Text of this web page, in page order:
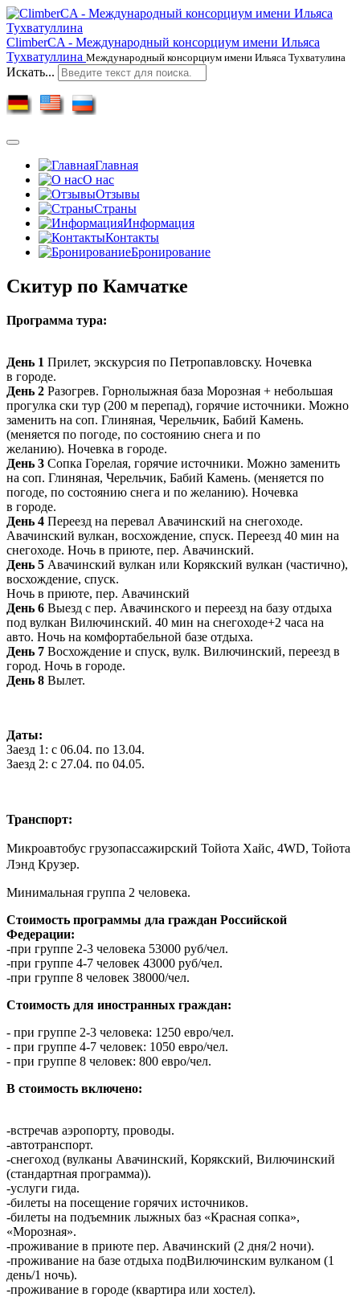
ClimberCA - Международный консорциум имени Ильяса
Тухватуллина Международный консорциум имени Ильяса Тухватулина
Искать...
Главная
О нас
Отзывы
Страны
Информация
Контакты
Бронирование
Скитур по Камчатке
Программа тура:
День 1 Прилет, экскурсия по Петропавловску. Ночевка
в городе.
День 2 Разогрев. Горнолыжная база Морозная + небольшая
прогулка ски тур (200 м перепад), горячие источники. Можно
заменить на соп. Глиняная, Черельчик, Бабий Камень.
(меняется по погоде, по состоянию снега и по
желанию). Ночевка в городе.
День 3 Сопка Горелая, горячие источники. Можно заменить
на соп. Глиняная, Черельчик, Бабий Камень. (меняется по
погоде, по состоянию снега и по желанию). Ночевка
в городе.
День 4 Переезд на перевал Авачинский на снегоходе.
Авачинский вулкан, восхождение, спуск. Переезд 40 мин на
снегоходе. Ночь в приюте, пер. Авачинский.
День 5 Авачинский вулкан или Корякский вулкан (частично),
восхождение, спуск.
Ночь в приюте, пер. Авачинский
День 6 Выезд с пер. Авачинского и переезд на базу отдыха
под вулкан Вилючинский. 40 мин на снегоходе+2 часа на
авто. Ночь на комфортабельной базе отдыха.
День 7 Восхождение и спуск, вулк. Вилючинский, переезд в
город. Ночь в городе.
День 8 Вылет.
Даты:
Заезд 1: с 06.04. по 13.04.
Заезд 2: с 27.04. по 04.05.
Транспорт:
Микроавтобус грузопассажирский Тойота Хайс, 4WD, Тойота
Лэнд Крузер.
Минимальная группа 2 человека.
Стоимость программы дла граждан Российской
Федерации:
-при группе 2-3 человека 53000 руб/чел.
-при группе 4-7 человек 43000 руб/чел.
-при группе 8 человек 38000/чел.
Стоимость для иностранных граждан:
- при группе 2-3 человека: 1250 евро/чел.
- при группе 4-7 человек: 1050 евро/чел.
- при группе 8 человек: 800 евро/чел.
В стоимость включено:
-встречав аэропорту, проводы.
-автотранспорт.
-снегоход (вулканы Авачинский, Корякский, Вилючинский
(стандартная программа)).
-услуги гида.
-билеты на посещение горячих источников.
-билеты на подъемник лыжных баз «Красная сопка»,
«Морозная».
-проживание в приюте пер. Авачинский (2 дня/2 ночи).
-проживание на базе отдыха подВилючинским вулканом (1
день/1 ночь).
-проживание в городе (квартира или хостел).